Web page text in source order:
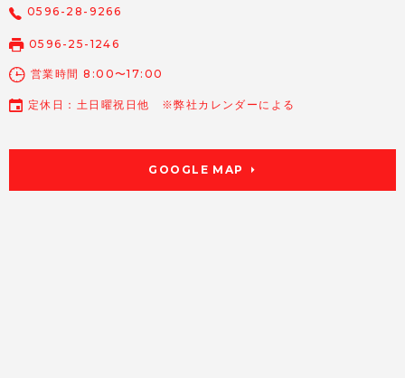
0596-28-9266
0596-25-1246
営業時間 8:00〜17:00
定休日：土日曜祝日他 ※弊社カレンダーによる
GOOGLE MAP